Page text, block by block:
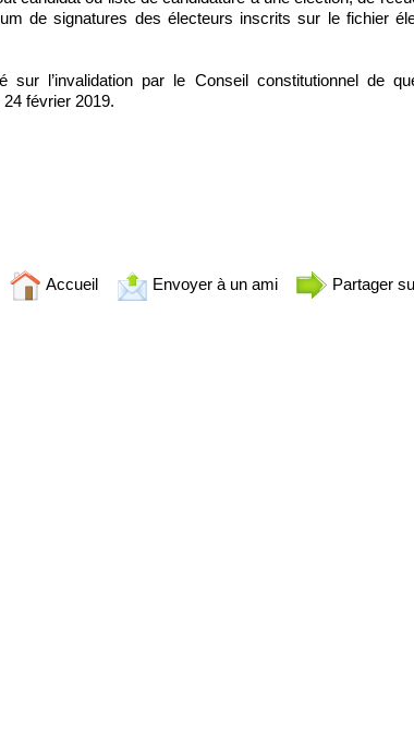
de signatures des électeurs inscrits sur le fichier
sur l’invalidation par le Conseil constitutionnel de
février 2019.
Accueil Envoyer à un ami Partager